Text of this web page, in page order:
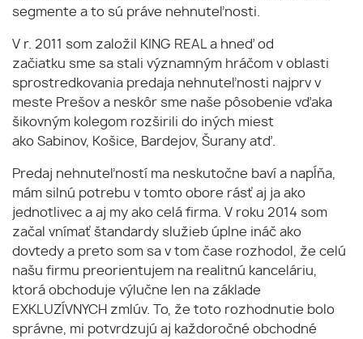
segmente a to sú práve nehnuteľnosti.
V r. 2011 som založil KING REAL a hneď od
začiatku sme sa stali významným hráčom v oblasti
sprostredkovania predaja nehnuteľnosti najprv v
meste Prešov a neskôr sme naše pôsobenie vďaka
šikovným kolegom rozširili do iných miest
ako Sabinov, Košice, Bardejov, Šurany atď.
Predaj nehnuteľností ma neskutočne baví a napĺňa,
mám silnú potrebu v tomto obore rásť aj ja ako
jednotlivec a aj my ako celá firma. V roku 2014 som
začal vnímať štandardy služieb úplne ináč ako
dovtedy a preto som sa v tom čase rozhodol, že celú
našu firmu preorientujem na realitnú kanceláriu,
ktorá obchoduje výlučne len na základe
EXKLUZÍVNYCH zmlúv. To, že toto rozhodnutie bolo
správne, mi potvrdzujú aj každoročné obchodné